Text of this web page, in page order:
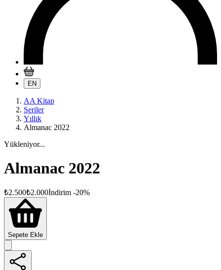
EN
AA Kitap
Seriler
Yıllık
Almanac 2022
Yükleniyor...
Almanac 2022
₺2.500₺2.000İndirim -20%
Sepete Ekle